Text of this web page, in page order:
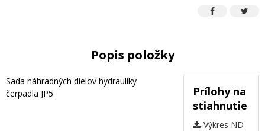
Popis položky
Prílohy na
stiahnutie
Výkres ND
Sada náhradných dielov hydrauliky
čerpadla JP5